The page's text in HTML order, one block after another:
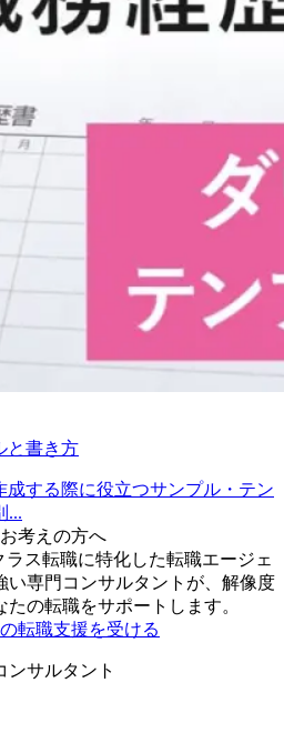
と書き方
成する際に役立つサンプル・テン
...
お考えの方へ
ラス転職に特化した転職エージェ
い専門コンサルタントが、解像度
の転職をサポートします。
転職支援を受ける
ンサルタント